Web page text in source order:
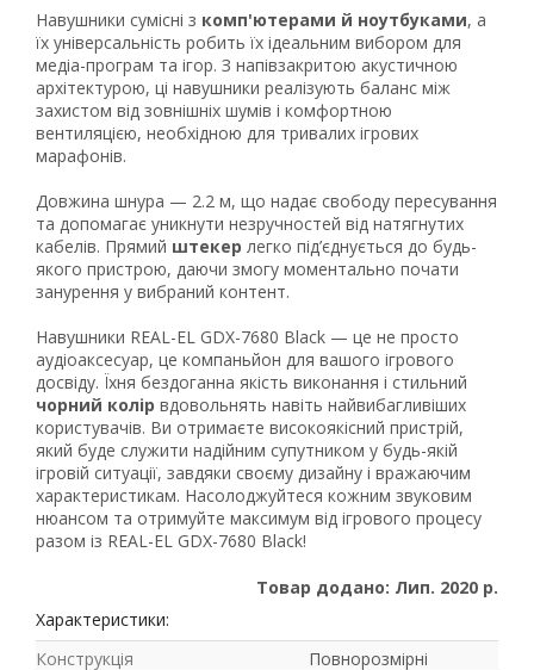
Навушники сумісні з комп'ютерами й ноутбуками, а
їх універсальність робить їх ідеальним вибором для
медіа-програм та ігор. З напівзакритою акустичною
архітектурою, ці навушники реалізують баланс між
захистом від зовнішніх шумів і комфортною
вентиляцією, необхідною для тривалих ігрових
марафонів.
Довжина шнура — 2.2 м, що надає свободу пересування
та допомагає уникнути незручностей від натягнутих
кабелів. Прямий штекер легко під’єднується до будь-
якого пристрою, даючи змогу моментально почати
занурення у вибраний контент.
Навушники REAL-EL GDX-7680 Black — це не просто
аудіоаксесуар, це компаньйон для вашого ігрового
досвіду. Їхня бездоганна якість виконання і стильний
чорний колір вдовольнять навіть найвибагливіших
користувачів. Ви отримаєте високоякісний пристрій,
який буде служити надійним супутником у будь-якій
ігровій ситуації, завдяки своєму дизайну і вражаючим
характеристикам. Насолоджуйтеся кожним звуковим
нюансом та отримуйте максимум від ігрового процесу
разом із REAL-EL GDX-7680 Black!
Товар додано: Лип. 2020 р.
Характеристики:
Конструкція
Повнорозмірні